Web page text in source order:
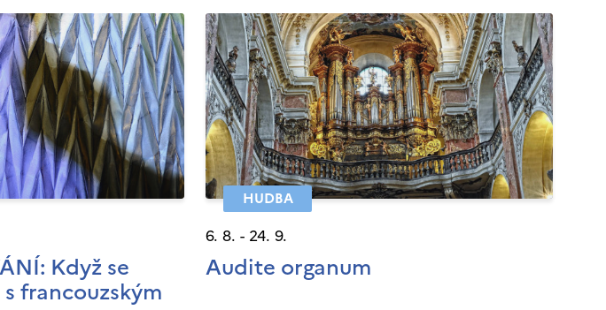
Když se
francouzským
HUDBA
6. 8. - 24. 9.
Audite organum